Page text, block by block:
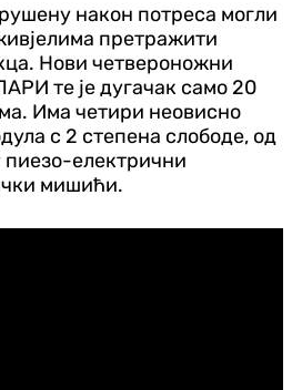
након потреса могли
претражити
Нови четвероножни
те је дугачак само 20
Има четири неовисно
с 2 степена слободе, од
пиезо-електрични
мишићи.